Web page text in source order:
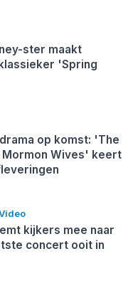
ster maakt
'Spring
op komst: 'The
Wives' keert
kijkers mee naar
concert ooit in